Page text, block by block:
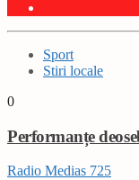
Sport
Stiri locale
0
Performanțe
Radio Medias 725